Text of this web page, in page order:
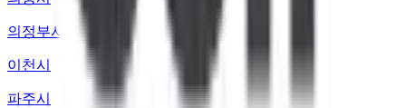
의정부시
이천시
파주시